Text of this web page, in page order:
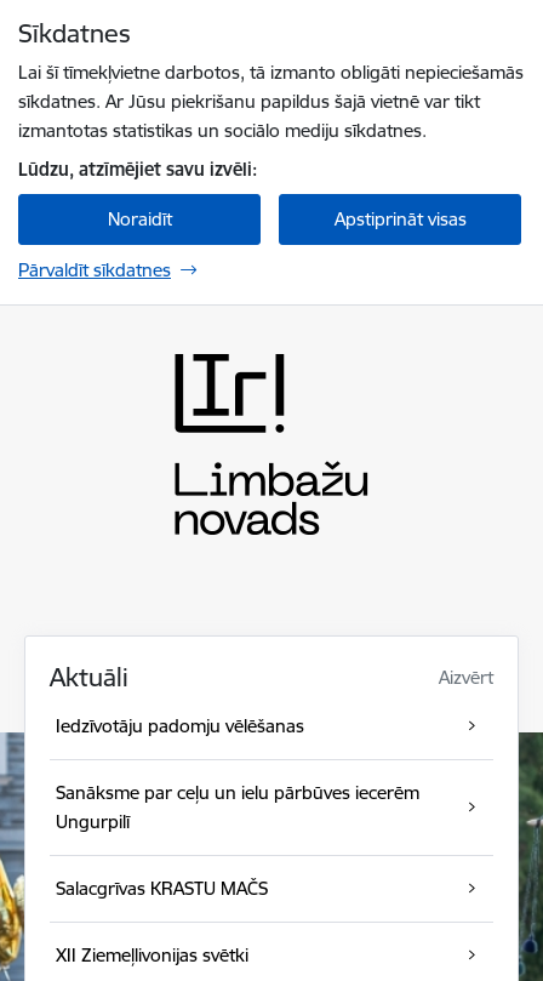
Sīkdatnes
Lai šī tīmekļvietne darbotos, tā izmanto obligāti nepieciešamās
sīkdatnes. Ar Jūsu piekrišanu papildus šajā vietnē var tikt
izmantotas statistikas un sociālo mediju sīkdatnes.
Lūdzu, atzīmējiet savu izvēli:
Noraidīt Apstiprināt visas
Pārvaldīt sīkdatnes
Aktuāli Aizvērt
Iedzīvotāju padomju vēlēšanas
Sanāksme par ceļu un ielu pārbūves iecerēm
Ungurpilī
Salacgrīvas KRASTU MAČS
XII Ziemeļlivonijas svētki